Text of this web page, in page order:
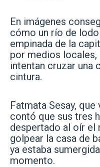
En imágenes
cómo un río de lodo
empinada de la
por medios locales,
intentan cruzar una
cintura.
Fatmata Sesay,
contó que sus tres
despertado al oír el
golpear la casa de
ya estaba
momento.